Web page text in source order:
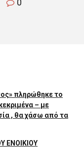
0
πληρώθηκε το
– με
, θα χάσω από τα
ΕΝΟΙΚΙΟΥ